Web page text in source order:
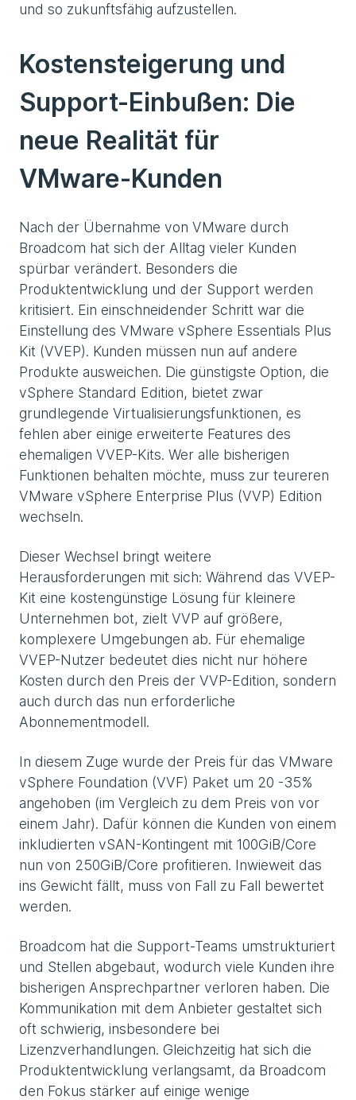
und so zukunftsfähig aufzustellen.
Kostensteigerung und
Support-Einbußen: Die
neue Realität für
VMware-Kunden
Nach der Übernahme von VMware durch
Broadcom hat sich der Alltag vieler Kunden
spürbar verändert. Besonders die
Produktentwicklung und der Support werden
kritisiert. Ein einschneidender Schritt war die
Einstellung des VMware vSphere Essentials Plus
Kit (VVEP). Kunden müssen nun auf andere
Produkte ausweichen. Die günstigste Option, die
vSphere Standard Edition, bietet zwar
grundlegende Virtualisierungsfunktionen, es
fehlen aber einige erweiterte Features des
ehemaligen VVEP-Kits. Wer alle bisherigen
Funktionen behalten möchte, muss zur teureren
VMware vSphere Enterprise Plus (VVP) Edition
wechseln.
Dieser Wechsel bringt weitere
Herausforderungen mit sich: Während das VVEP-
Kit eine kostengünstige Lösung für kleinere
Unternehmen bot, zielt VVP auf größere,
komplexere Umgebungen ab. Für ehemalige
VVEP-Nutzer bedeutet dies nicht nur höhere
Kosten durch den Preis der VVP-Edition, sondern
auch durch das nun erforderliche
Abonnementmodell.
In diesem Zuge wurde der Preis für das VMware
vSphere Foundation (VVF) Paket um 20 -35%
angehoben (im Vergleich zu dem Preis von vor
einem Jahr). Dafür können die Kunden von einem
inkludierten vSAN-Kontingent mit 100GiB/Core
nun von 250GiB/Core profitieren. Inwieweit das
ins Gewicht fällt, muss von Fall zu Fall bewertet
werden.
Broadcom hat die Support-Teams umstrukturiert
und Stellen abgebaut, wodurch viele Kunden ihre
bisherigen Ansprechpartner verloren haben. Die
Kommunikation mit dem Anbieter gestaltet sich
oft schwierig, insbesondere bei
Lizenzverhandlungen. Gleichzeitig hat sich die
Produktentwicklung verlangsamt, da Broadcom
den Fokus stärker auf einige wenige